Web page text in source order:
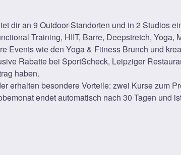
dir an 9 Outdoor-Standorten und in 2 Studios
Training, HIIT, Barre, Deepstretch,
Events wie den Yoga & Fitness Brunch und
Rabatte bei SportScheck, Leipziger
haben.
erhalten besondere Vorteile: zwei Kurse zum
endet automatisch nach 30 Tagen und